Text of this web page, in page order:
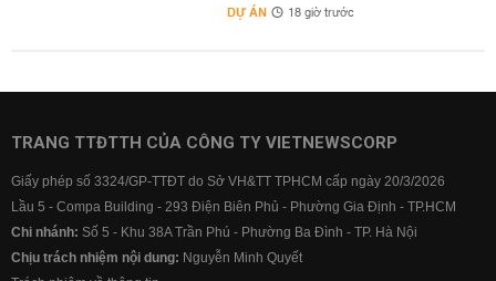
DỰ ÁN 18 giờ trước
TRANG TTĐTTH CỦA CÔNG TY VIETNEWSCORP
Giấy phép số 3324/GP-TTĐT do Sở VH&TT TPHCM cấp ngày 20/3/2026
Lầu 5 - Compa Building - 293 Điện Biên Phủ - Phường Gia Định - TP.HCM
Chi nhánh: Số 5 - Khu 38A Trần Phú - Phường Ba Đình - TP. Hà Nội
Chịu trách nhiệm nội dung: Nguyễn Minh Quyết